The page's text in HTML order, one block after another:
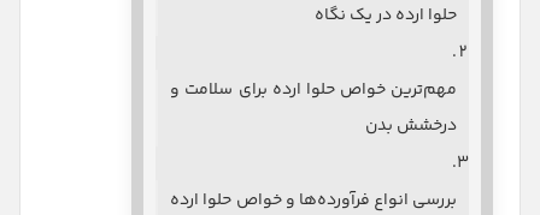
حلوا ارده در یک نگاه
مهم‌ترین خواص حلوا ارده برای سلامت و
درخشش بدن
بررسی انواع فرآورده‌ها و خواص حلوا ارده